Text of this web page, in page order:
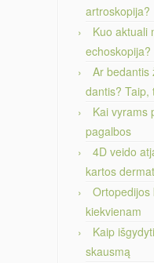
artroskopija?
Kuo aktuali
echoskopija?
Ar bedantis
dantis? Taip,
Kai vyrams
pagalbos
4D veido
kartos
kiekvienam
Kaip
skausmą